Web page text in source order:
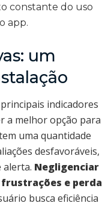
constante do uso
app.
um
indicadores
a melhor opção para
uma quantidade
desfavoráveis,
alerta. Negligenciar
e perda
busca eficiência